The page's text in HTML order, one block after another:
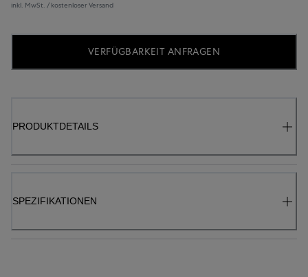
inkl. MwSt. / kostenloser Versand
VERFÜGBARKEIT ANFRAGEN
PRODUKTDETAILS
SPEZIFIKATIONEN